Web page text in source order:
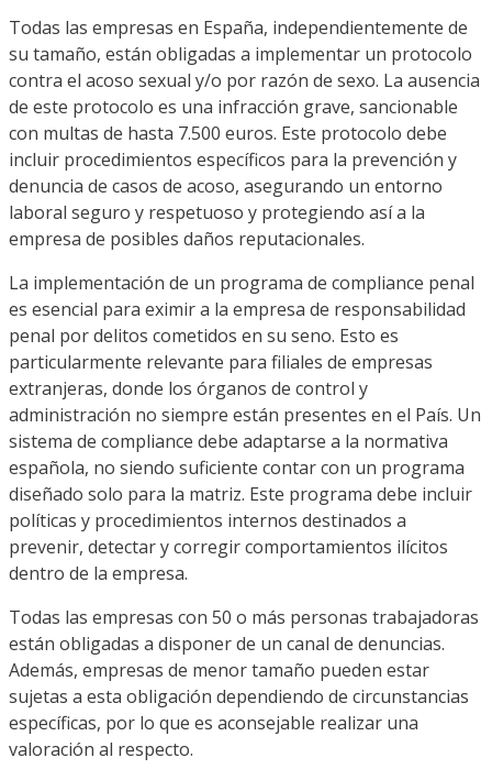
Todas las empresas en España, independientemente de
su tamaño, están obligadas a implementar un protocolo
contra el acoso sexual y/o por razón de sexo. La ausencia
de este protocolo es una infracción grave, sancionable
con multas de hasta 7.500 euros. Este protocolo debe
incluir procedimientos específicos para la prevención y
denuncia de casos de acoso, asegurando un entorno
laboral seguro y respetuoso y protegiendo así a la
empresa de posibles daños reputacionales.
La implementación de un programa de compliance penal
es esencial para eximir a la empresa de responsabilidad
penal por delitos cometidos en su seno. Esto es
particularmente relevante para filiales de empresas
extranjeras, donde los órganos de control y
administración no siempre están presentes en el País. Un
sistema de compliance debe adaptarse a la normativa
española, no siendo suficiente contar con un programa
diseñado solo para la matriz. Este programa debe incluir
políticas y procedimientos internos destinados a
prevenir, detectar y corregir comportamientos ilícitos
dentro de la empresa.
Todas las empresas con 50 o más personas trabajadoras
están obligadas a disponer de un canal de denuncias.
Además, empresas de menor tamaño pueden estar
sujetas a esta obligación dependiendo de circunstancias
específicas, por lo que es aconsejable realizar una
valoración al respecto.